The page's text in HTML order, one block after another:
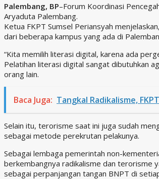
Palembang, BP–Forum Koordinasi
Aryaduta Palembang.
Ketua FKPT Sumsel Periansyah
dari beberapa kampus yang ada di
“Kita memilih literasi digital, karena ada
Pelatihan literasi digital sangat dibutuhkan
orang lain.
Baca Juga: Tangkal Radikalisme,
Selain itu, terorisme saat ini juga sudah
sebagai metode perekrutan pelakunya.
Sebagai lembaga pemerintah non-
berkembangnya radikalisme dan terorisme
sebagai perpanjangan tangan BNPT di